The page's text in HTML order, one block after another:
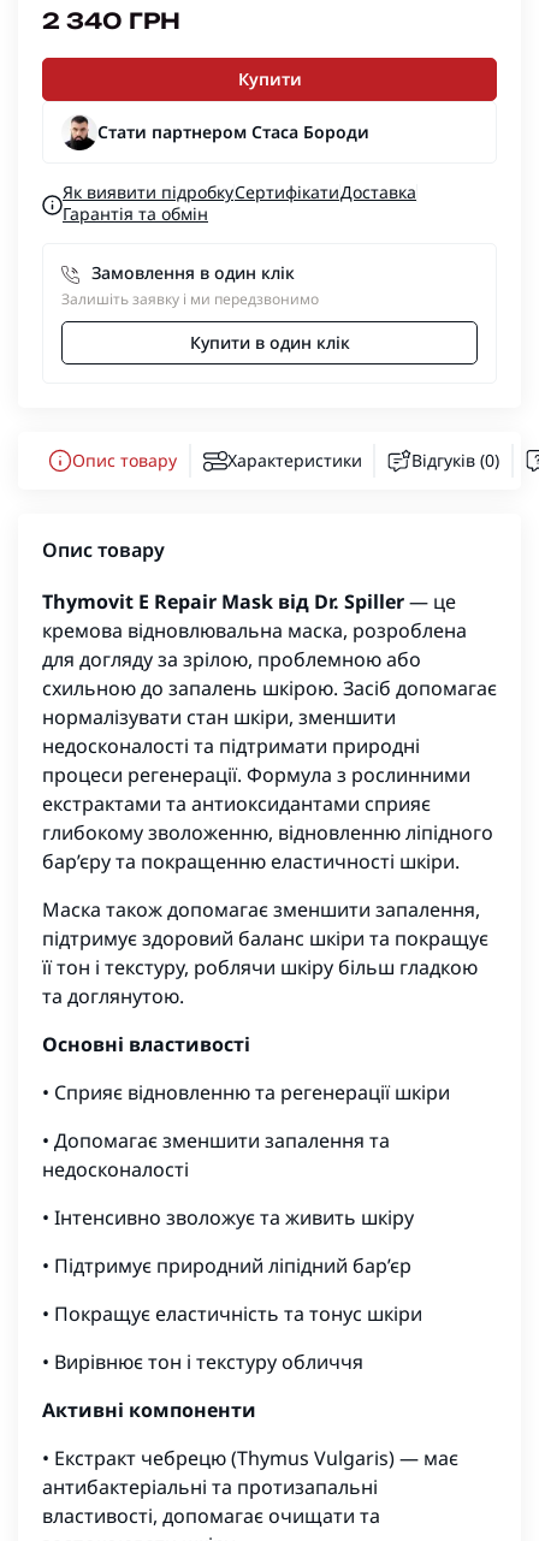
2 340 ГРН
Купити
Стати партнером Стаса Бороди
Як виявити підробкуСертифікатиДоставка
Гарантія та обмін
Замовлення в один клік
Залишіть заявку і ми передзвонимо
Купити в один клік
Опис товару Характеристики Відгуків (0)
Опис товару
Thymovit E Repair Mask від Dr. Spiller— це
кремова відновлювальна маска, розроблена
для догляду за зрілою, проблемною або
схильною до запалень шкірою. Засіб допомагає
нормалізувати стан шкіри, зменшити
недосконалості та підтримати природні
процеси регенерації. Формула з рослинними
екстрактами та антиоксидантами сприяє
глибокому зволоженню, відновленню ліпідного
бар’єру та покращенню еластичності шкіри.
Маска також допомагає зменшити запалення,
підтримує здоровий баланс шкіри та покращує
її тон і текстуру, роблячи шкіру більш гладкою
та доглянутою.
Основні властивості
• Сприяє відновленню та регенерації шкіри
• Допомагає зменшити запалення та
недосконалості
• Інтенсивно зволожує та живить шкіру
• Підтримує природний ліпідний бар’єр
• Покращує еластичність та тонус шкіри
• Вирівнює тон і текстуру обличчя
Активні компоненти
• Екстракт чебрецю (Thymus Vulgaris) — має
антибактеріальні та протизапальні
властивості, допомагає очищати та